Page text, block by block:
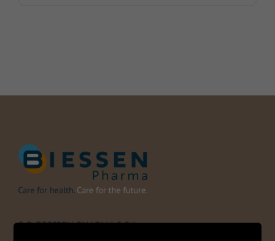
S.C. BIESSEN PHARMA S.R.L